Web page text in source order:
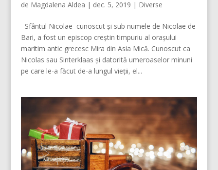
de Magdalena Aldea | dec. 5, 2019 | Diverse
Sfântul Nicolae cunoscut și sub numele de Nicolae de
Bari, a fost un episcop creștin timpuriu al orașului
maritim antic grecesc Mira din Asia Mică. Cunoscut ca
Nicolas sau Sinterklaas și datorită umeroaselor minuni
pe care le-a făcut de-a lungul vieții, el...